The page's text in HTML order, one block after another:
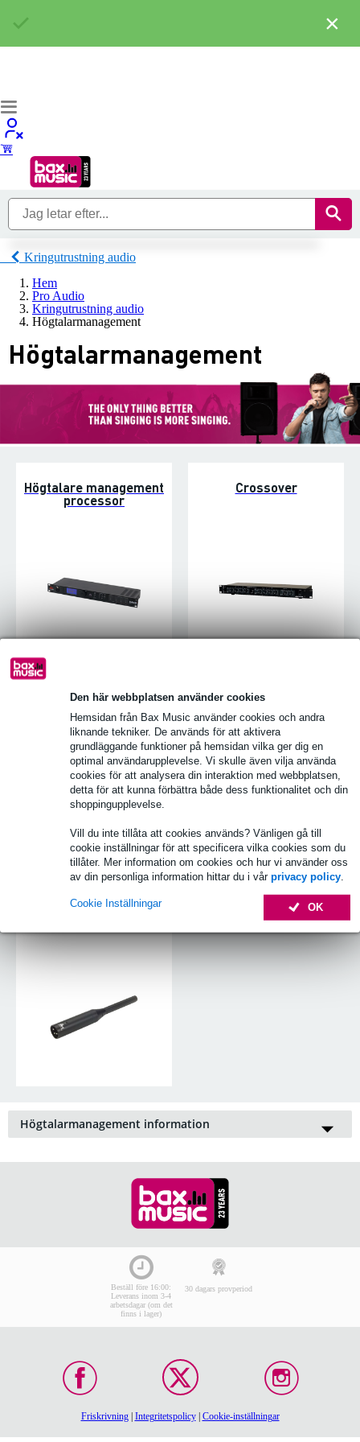
Den här webbplatsen använder cookies
Hemsidan från Bax Music använder cookies och andra
liknande tekniker. De används för att aktivera
grundläggande funktioner på hemsidan vilka ger dig en
optimal användarupplevelse. Vi skulle även vilja använda
cookies för att analysera din interaktion med webbplatsen,
detta för att kunna förbättra både dess funktionalitet och din
shoppingupplevelse.
Vill du inte tillåta att cookies används? Vänligen gå till
cookie inställningar för att specificera vilka cookies som du
tillåter. Mer information om cookies och hur vi använder oss
av din personliga information hittar du i vår privacy policy
OK
Cookie Inställningar
Kringutrustning audio
Hem
Pro Audio
Kringutrustning audio
Högtalarmanagement
Högtalarmanagement
Högtalare management
processor
Crossover
Feedback destroyer Decibelmätare
Högtalarmanagement information
du har ett flertalförstärkaresom du ansluter olika
smidigat att använda. Du kan programmera vilka högtalare du
vill använda för tillfället och spara det som pre-set, eller vill du
hålla volymen i schack går det också bra.
Beställ före 16:00:
Leverans inom 3-4
arbetsdagar (om det
finns i lager)
30 dagars provperiod
Friskrivning| Integritetspolicy| Cookie-inställningar
×